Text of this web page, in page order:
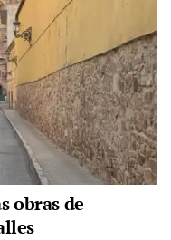
obras de